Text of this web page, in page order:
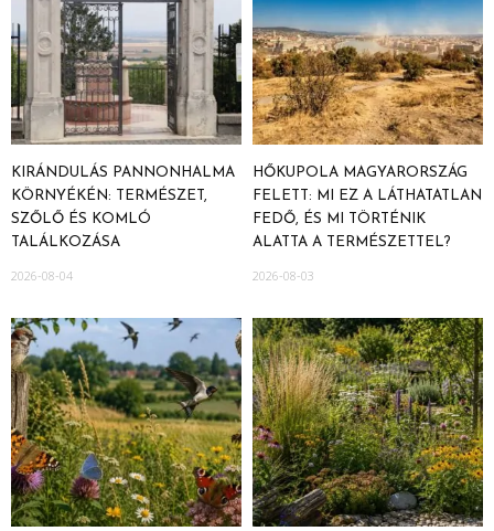
KIRÁNDULÁS PANNONHALMA
KÖRNYÉKÉN: TERMÉSZET,
SZŐLŐ ÉS KOMLÓ
TALÁLKOZÁSA
2026-08-04
HŐKUPOLA MAGYARORSZÁG
FELETT: MI EZ A LÁTHATATLAN
FEDŐ, ÉS MI TÖRTÉNIK
ALATTA A TERMÉSZETTEL?
2026-08-03